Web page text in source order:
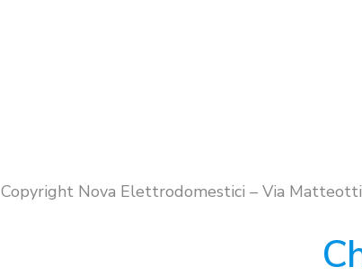
Copyright Nova Elettrodomestici – Via